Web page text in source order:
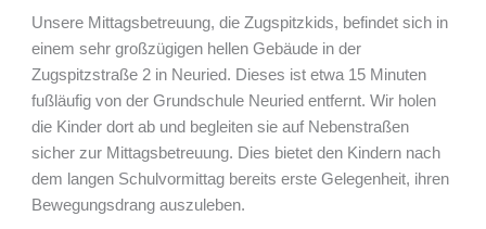
Unsere Mittagsbetreuung, die Zugspitzkids, befindet sich in
einem sehr großzügigen hellen Gebäude in der
Zugspitzstraße 2 in Neuried. Dieses ist etwa 15 Minuten
fußläufig von der Grundschule Neuried entfernt. Wir holen
die Kinder dort ab und begleiten sie auf Nebenstraßen
sicher zur Mittagsbetreuung. Dies bietet den Kindern nach
dem langen Schulvormittag bereits erste Gelegenheit, ihren
Bewegungsdrang auszuleben.
Zugspitzkids